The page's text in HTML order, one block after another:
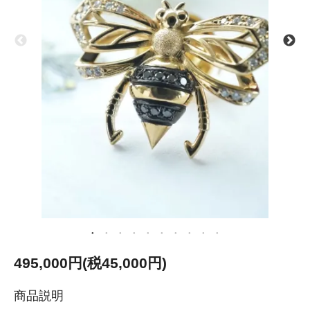
495,000円(税45,000円)
商品説明